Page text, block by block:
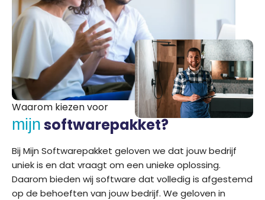
Waarom kiezen voor
mijn softwarepakket?
Bij Mijn Softwarepakket geloven we dat jouw bedrijf
uniek is en dat vraagt om een unieke oplossing.
Daarom bieden wij software dat volledig is afgestemd
op de behoeften van jouw bedrijf. We geloven in